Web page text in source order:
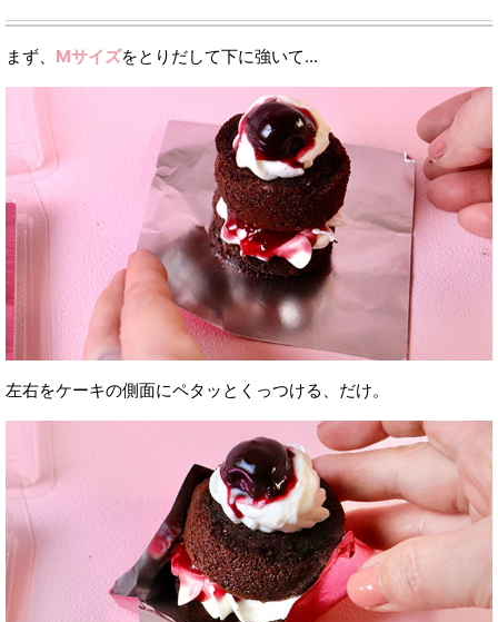
まず、 Mサイズをとりだして下に強いて...
左右をケーキの側面にペタッとくっつける、だけ。